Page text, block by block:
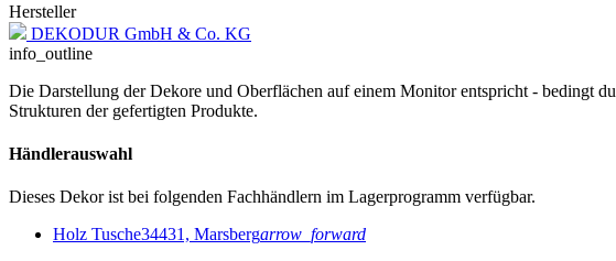
Hersteller
DEKODUR GmbH & Co. KG
info_outline
Die Darstellung der Dekore und Oberflächen auf einem Monitor entspricht - bedingt
Strukturen der gefertigten Produkte.
Händlerauswahl
Dieses Dekor ist bei folgenden Fachhändlern im Lagerprogramm verfügbar.
Holz Tusche34431, Marsbergarrow_forward